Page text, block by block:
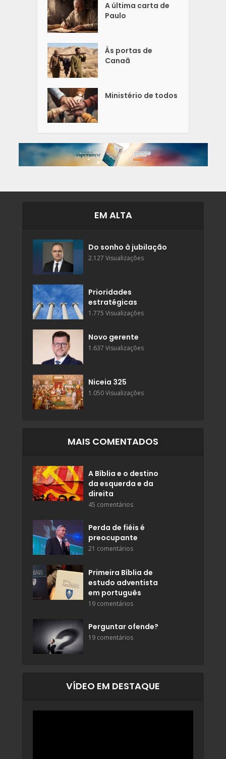
A última carta de
Paulo
Às portas de
Canaã
Ministério de todos
EM ALTA
Do sonho à jubilação
2.127 Visualizações
Prioridades
estratégicas
1.775 Visualizações
Novo gerente
1.637 Visualizações
Niceia 325
1.050 Visualizações
MAIS COMENTADOS
A Bíblia e o destino
da esquerda e da
direita
45 comentários
Perda de fiéis é
preocupante
21 comentários
Primeira Bíblia de
estudo adventista
em português
19 comentários
Perguntar ofende?
19 comentários
VÍDEO EM DESTAQUE